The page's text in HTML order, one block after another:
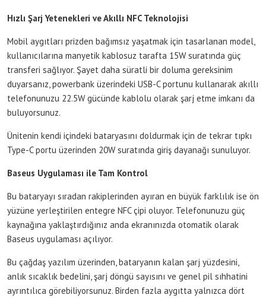
Hızlı Şarj Yetenekleri ve Akıllı NFC Teknolojisi
Mobil aygıtları prizden bağımsız yaşatmak için tasarlanan model,
kullanıcılarına manyetik kablosuz tarafta 15W suratında güç
transferi sağlıyor. Şayet daha süratli bir doluma gereksinim
duyarsanız, powerbank üzerindeki USB-C portunu kullanarak akıllı
telefonunuzu 22.5W gücünde kablolu olarak şarj etme imkanı da
buluyorsunuz.
Ünitenin kendi içindeki bataryasını doldurmak için de tekrar tıpkı
Type-C portu üzerinden 20W suratında giriş dayanağı sunuluyor.
Baseus Uygulaması ile Tam Kontrol
Bu bataryayı sıradan rakiplerinden ayıran en büyük farklılık ise ön
yüzüne yerleştirilen entegre NFC çipi oluyor. Telefonunuzu güç
kaynağına yaklaştırdığınız anda ekranınızda otomatik olarak
Baseus uygulaması açılıyor.
Bu çağdaş yazılım üzerinden, bataryanın kalan şarj yüzdesini,
anlık sıcaklık bedelini, şarj döngü sayısını ve genel pil sıhhatini
ayrıntılıca görebiliyorsunuz. Birden fazla aygıtta yalnızca dört